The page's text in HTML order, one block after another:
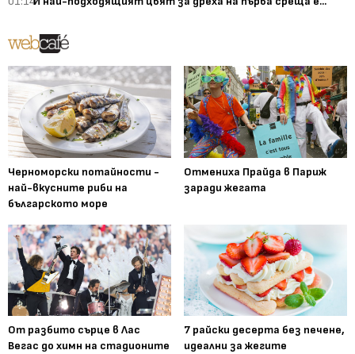
Черноморски потайности -
най-вкусните риби на
българското море
Отмениха Прайда в Париж
заради жегата
От разбито сърце в Лас
Вегас до химн на стадионите
7 райски десерта без печене,
идеални за жегите